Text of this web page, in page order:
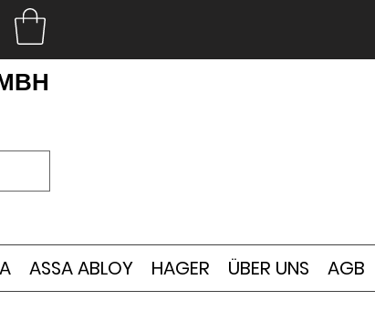
ASSA ABLOY HAGER ÜBER UNS AGB